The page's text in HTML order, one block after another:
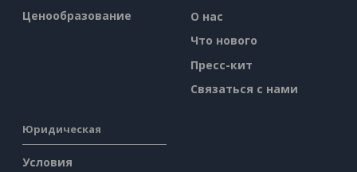
Ценообразование
О нас
Что нового
Пресс-кит
Связаться с нами
Юридическая
Условия